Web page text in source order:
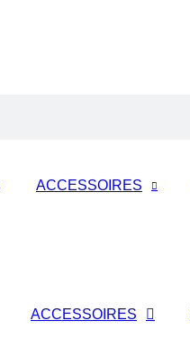
ACCESSOIRES
ACCESSOIRES